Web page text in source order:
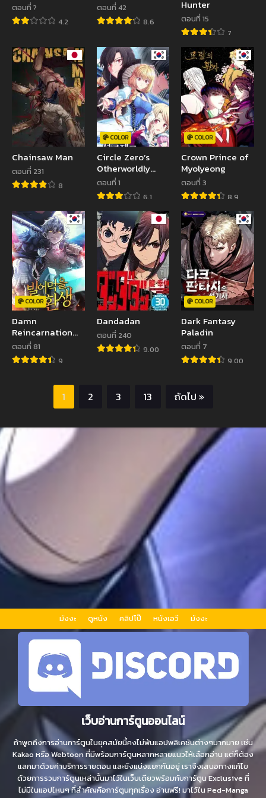
ตอนที่ ?
4.2
ตอนที่ 42
8.6
Hunter
ตอนที่ 15
7
Chainsaw Man
ตอนที่ 231
8
COLOR
Circle Zero’s
Otherworldly
Hero Business :
Remake
ตอนที่ 1
6.1
COLOR
Crown Prince of
Myolyeong
ตอนที่ 3
8.9
COLOR
Damn
Reincarnation
ชีวิตใหม่ของนักรบผู้
เสียสละ
ตอนที่ 81
9
Dandadan
ตอนที่ 240
9.00
COLOR
Dark Fantasy
Paladin
ตอนที่ 7
9.00
1 2 3 13 ถัดไป »
มังงะ ดูหนัง คลิปโป๊ หนังเอวี มังงะ
เว็บอ่านการ์ตูนออนไลน์
ถ้าพูดถึงการอ่านการ์ตูนในยุคสมัยนี้คงไม่พ้นแอปพลิเคชันต่างๆมากมาย เช่น
Kakao หรือ Webtoon ที่มีพร้อมการ์ตูนหลากหลายแนวให้เลือกอ่าน แต่ก็ต้อง
แลกมาด้วยค่าบริการรายตอน และยังแบ่งแยกกันอยู่ เราจึงเสนอทางแก้ไข
ด้วยการรวมการ์ตูนเหล่านั้นมาไว้ในเว็บเดียวพร้อมกับการ์ตูน Exclusive ที่
ไม่มีในแอปไหนๆ ที่สำคัญคือการ์ตูนทุกเรื่อง อ่านฟรี! มาไว้ใน Ped-Manga